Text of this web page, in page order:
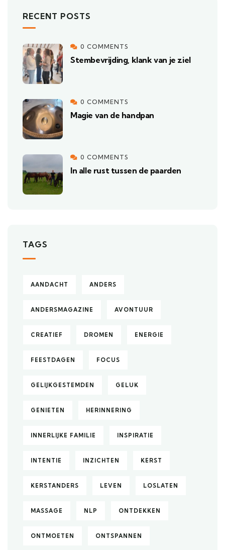
RECENT POSTS
0 COMMENTS
Stembevrijding, klank van je ziel
0 COMMENTS
Magie van de handpan
0 COMMENTS
In alle rust tussen de paarden
TAGS
AANDACHT ANDERS
ANDERSMAGAZINE AVONTUUR
CREATIEF DROMEN ENERGIE
FEESTDAGEN FOCUS
GELIJKGESTEMDEN GELUK
GENIETEN HERINNERING
INNERLIJKE FAMILIE INSPIRATIE
INTENTIE INZICHTEN KERST
KERSTANDERS LEVEN LOSLATEN
MASSAGE NLP ONTDEKKEN
ONTMOETEN ONTSPANNEN